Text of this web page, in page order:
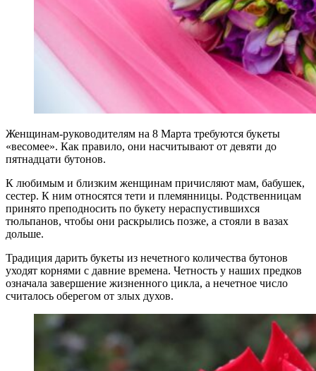
Женщинам-руководителям на 8 Марта требуются букеты
«весомее». Как правило, они насчитывают от девяти до
пятнадцати бутонов.
К любимым и близким женщинам причисляют мам, бабушек,
сестер. К ним относятся тети и племянницы. Родственницам
принято преподносить по букету нераспустившихся
тюльпанов, чтобы они раскрылись позже, а стояли в вазах
дольше.
Традиция дарить букеты из нечетного количества бутонов
уходят корнями с давние времена. Четность у наших предков
означала завершение жизненного цикла, а нечетное число
считалось оберегом от злых духов.